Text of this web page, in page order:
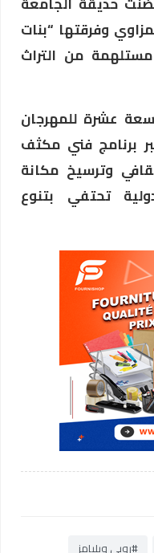
وفرقتها “بنات
من التراث
عشرة للمهرجان
عبر برنامج فني مكثف
وترسيخ مكانة
تحتفي بتنوع
#روبي ويليامز